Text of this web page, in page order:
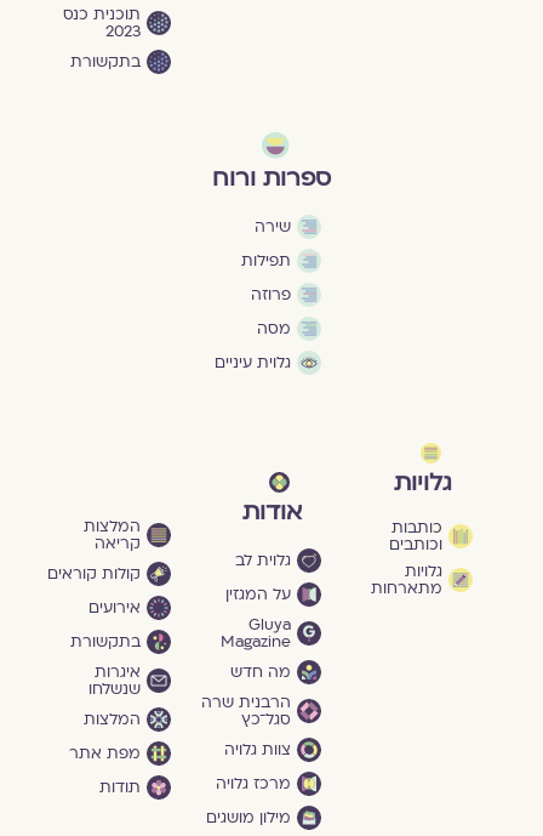
תוכנית כנס
2023
בתקשורת
ספרות ורוח
שירה
תפילות
פרוזה
מסה
גלוית עיניים
גלויות
כותבות
וכותבים
גלויות
מתארחות
אודות
גלוית לב
על המגזין
Gluya
Magazine
מה חדש
הרבנית שרה
סגל־כץ
צוות גלויה
מרכז גלויה
מילון מושגים
המלצות
קריאה
קולות קוראים
אירועים
בתקשורת
איגרות
שנשלחו
המלצות
מפת אתר
תודות